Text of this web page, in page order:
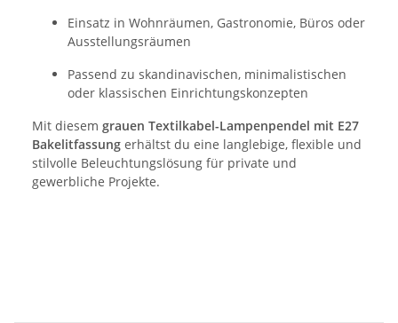
Einsatz in Wohnräumen, Gastronomie, Büros oder
Ausstellungsräumen
Passend zu skandinavischen, minimalistischen
oder klassischen Einrichtungskonzepten
Mit diesem grauen Textilkabel-Lampenpendel mit E27
Bakelitfassung erhältst du eine langlebige, flexible und
stilvolle Beleuchtungslösung für private und
gewerbliche Projekte.